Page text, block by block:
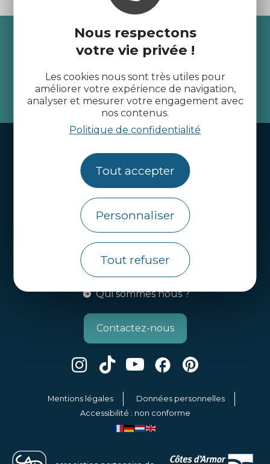
Nous respectons
votre vie privée !
Les cookies nous sont très utiles pour
améliorer votre expérience de navigation,
analyser et mesurer votre engagement avec
nos contenus.
Politique de confidentialité
Tout accepter
Personnaliser
Tout refuser
Recevez l’actualité des
Côtes d’Armor
je m'abonne
Webcams
Brochures
Infos pratiques
Côtes d’Armor Destination
Agence de Développement Touristique et
d’Attractivité des Côtes d’Armor.
Qui sommes nous ?
Contactez-nous
Mentions légales
Données personnelles
Accessibilité : non conforme